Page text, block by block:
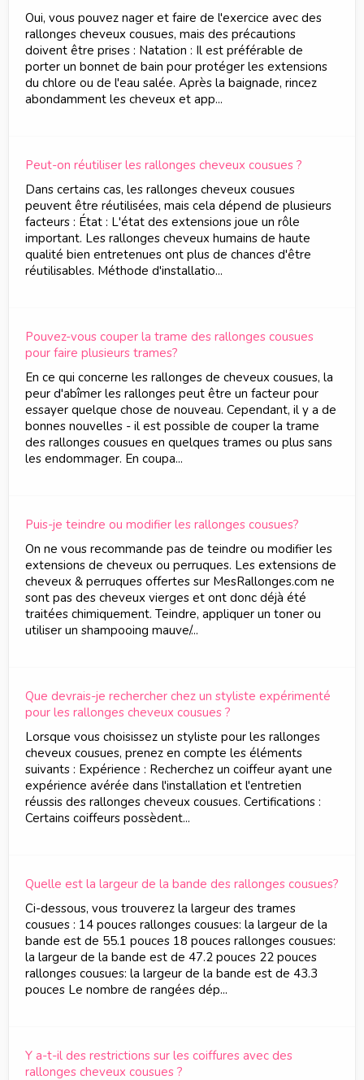
Oui, vous pouvez nager et faire de l'exercice avec des
rallonges cheveux cousues, mais des précautions
doivent être prises : Natation : Il est préférable de
porter un bonnet de bain pour protéger les extensions
du chlore ou de l'eau salée. Après la baignade, rincez
abondamment les cheveux et app...
Peut-on réutiliser les rallonges cheveux cousues ?
Dans certains cas, les rallonges cheveux cousues
peuvent être réutilisées, mais cela dépend de plusieurs
facteurs : État : L'état des extensions joue un rôle
important. Les rallonges cheveux humains de haute
qualité bien entretenues ont plus de chances d'être
réutilisables. Méthode d'installatio...
Pouvez-vous couper la trame des rallonges cousues
pour faire plusieurs trames?
En ce qui concerne les rallonges de cheveux cousues, la
peur d'abîmer les rallonges peut être un facteur pour
essayer quelque chose de nouveau. Cependant, il y a de
bonnes nouvelles - il est possible de couper la trame
des rallonges cousues en quelques trames ou plus sans
les endommager. En coupa...
Puis-je teindre ou modifier les rallonges cousues?
On ne vous recommande pas de teindre ou modifier les
extensions de cheveux ou perruques. Les extensions de
cheveux & perruques offertes sur MesRallonges.com ne
sont pas des cheveux vierges et ont donc déjà été
traitées chimiquement. Teindre, appliquer un toner ou
utiliser un shampooing mauve/...
Que devrais-je rechercher chez un styliste expérimenté
pour les rallonges cheveux cousues ?
Lorsque vous choisissez un styliste pour les rallonges
cheveux cousues, prenez en compte les éléments
suivants : Expérience : Recherchez un coiffeur ayant une
expérience avérée dans l'installation et l'entretien
réussis des rallonges cheveux cousues. Certifications :
Certains coiffeurs possèdent...
Quelle est la largeur de la bande des rallonges cousues?
Ci-dessous, vous trouverez la largeur des trames
cousues : 14 pouces rallonges cousues: la largeur de la
bande est de 55.1 pouces 18 pouces rallonges cousues:
la largeur de la bande est de 47.2 pouces 22 pouces
rallonges cousues: la largeur de la bande est de 43.3
pouces Le nombre de rangées dép...
Y a-t-il des restrictions sur les coiffures avec des
rallonges cheveux cousues ?